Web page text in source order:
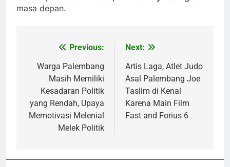
masa depan.
navigation
Previous:
Warga Palembang
Masih Memiliki
Kesadaran Politik
yang Rendah, Upaya
Memotivasi Melenial
Melek Politik
Next:
Artis Laga, Atlet Judo
Asal Palembang Joe
Taslim di Kenal
Karena Main Film
Fast and Forius 6